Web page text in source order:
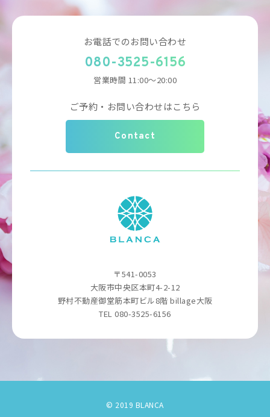
お電話でのお問い合わせ
080-3525-6156
営業時間 11:00～20:00
ご予約・お問い合わせはこちら
Contact
〒541-0053
大阪市中央区本町4-2-12
野村不動産御堂筋本町ビル8階 billage大阪
TEL 080-3525-6156
© 2019 BLANCA